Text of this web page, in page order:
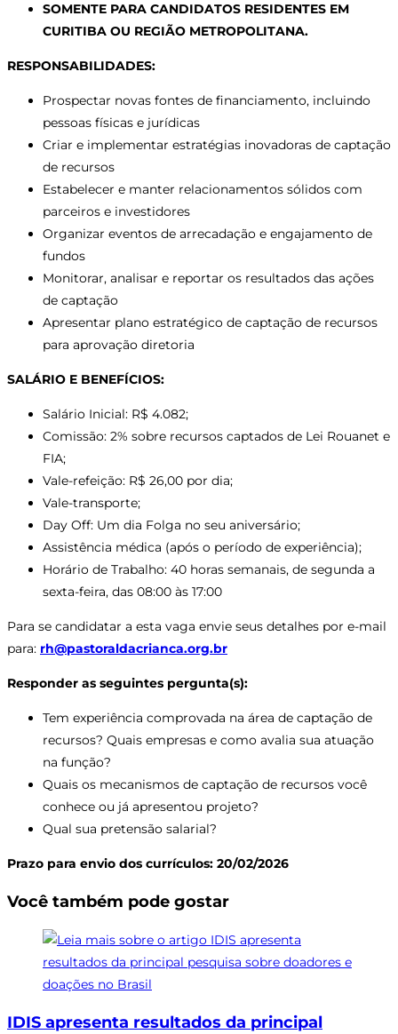
SOMENTE PARA CANDIDATOS RESIDENTES EM
CURITIBA OU REGIÃO METROPOLITANA.
RESPONSABILIDADES:
Prospectar novas fontes de financiamento, incluindo
pessoas físicas e jurídicas
Criar e implementar estratégias inovadoras de captação
de recursos
Estabelecer e manter relacionamentos sólidos com
parceiros e investidores
Organizar eventos de arrecadação e engajamento de
fundos
Monitorar, analisar e reportar os resultados das ações
de captação
Apresentar plano estratégico de captação de recursos
para aprovação diretoria
SALÁRIO E BENEFÍCIOS:
Salário Inicial: R$ 4.082;
Comissão: 2% sobre recursos captados de Lei Rouanet e
FIA;
Vale-refeição: R$ 26,00 por dia;
Vale-transporte;
Day Off: Um dia Folga no seu aniversário;
Assistência médica (após o período de experiência);
Horário de Trabalho: 40 horas semanais, de segunda a
sexta-feira, das 08:00 às 17:00
Para se candidatar a esta vaga envie seus detalhes por e-mail
para: rh@pastoraldacrianca.org.br
Responder as seguintes pergunta(s):
Tem experiência comprovada na área de captação de
recursos? Quais empresas e como avalia sua atuação
na função?
Quais os mecanismos de captação de recursos você
conhece ou já apresentou projeto?
Qual sua pretensão salarial?
Prazo para envio dos currículos: 20/02/2026
Você também pode gostar
IDIS apresenta resultados da principal